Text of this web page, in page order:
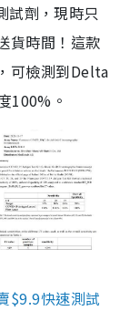
試劑，現時只
貨時間！這款
可檢測到Delta
100%。
$9.9快速測試